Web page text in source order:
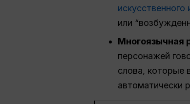
искусственного
или
Многоязычная
персонажей
слова, которые
автоматически